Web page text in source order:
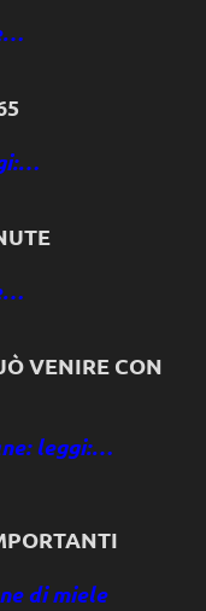
VENIRE CON
leggi:…
di miele